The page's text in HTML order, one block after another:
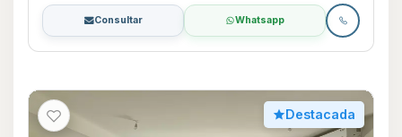
Consultar Whatsapp
Destacada